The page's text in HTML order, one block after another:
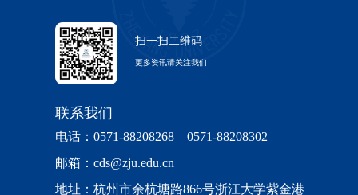
扫一扫二维码
更多资讯请关注我们
联系我们
电话：0571-88208268 0571-88208302
邮箱：cds@zju.edu.cn
地址：杭州市余杭塘路866号浙江大学紫金港